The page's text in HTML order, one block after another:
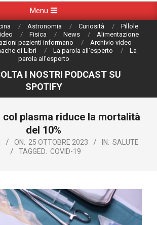
Menu
Astronomia Curiosità
Pillole
Fisica News
Alimentazione
pazienti informano
Archivio video
di Libri La parola all’esperto
La
parola all’esperto
I NOSTRI PODCAST SU
SPOTIFY
col plasma riduce la mortalità
del 10%
ON: 25 OTTOBRE 2023 IN: SALUTE
TAGGED: COVID-19